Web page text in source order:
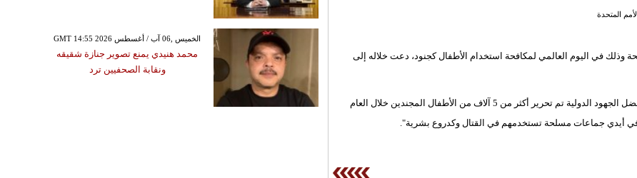
المتحدة
وذلك في اليوم العالمي لمكافحة استخدام الأطفال كجنود، دعت خلاله إلى
وأفادت المنظمة الأممية للطفولة "اليونيسف" التي أعدت التقرير بأنه بفضل الجهود الدولية تم تحرير أكثر من 5 آلاف من الأطفال المجندين خلال العام
GMT 14:55 2026 الخميس ,06 آب / أغسطس
محمد هنيدي يمنع تصوير جنازة شقيقه
ونقابة الصحفيين ترد